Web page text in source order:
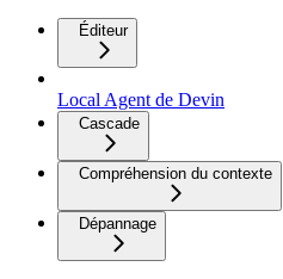
Éditeur
Local Agent de Devin
Cascade
Compréhension du contexte
Dépannage